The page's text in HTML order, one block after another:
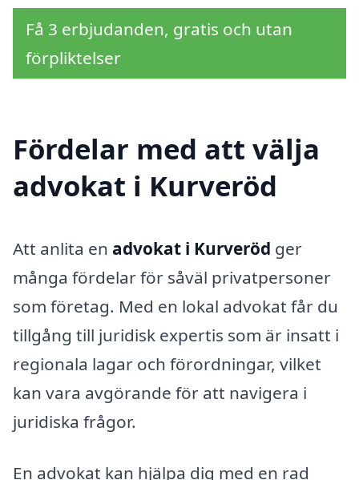
Få 3 erbjudanden, gratis och utan
förpliktelser
Fördelar med att välja
advokat i Kurveröd
Att anlita en advokat i Kurveröd ger
många fördelar för såväl privatpersoner
som företag. Med en lokal advokat får du
tillgång till juridisk expertis som är insatt i
regionala lagar och förordningar, vilket
kan vara avgörande för att navigera i
juridiska frågor.
En advokat kan hjälpa dig med en rad